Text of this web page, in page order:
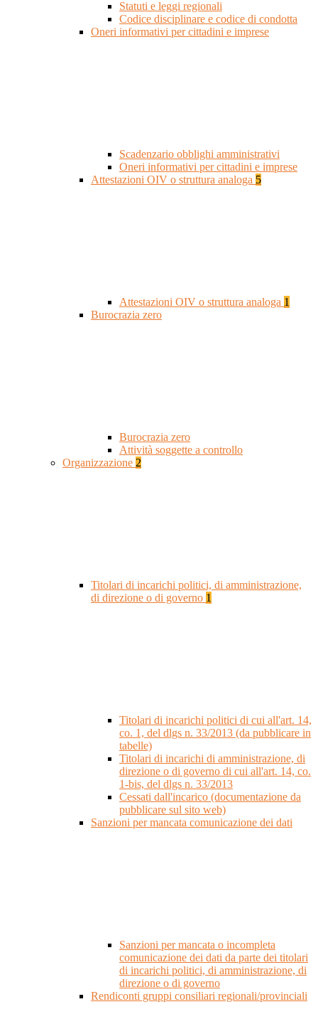
Statuti e leggi regionali
Codice disciplinare e codice di condotta
Oneri informativi per cittadini e imprese
Scadenzario obblighi amministrativi
Oneri informativi per cittadini e imprese
Attestazioni OIV o struttura analoga 5
Attestazioni OIV o struttura analoga 1
Burocrazia zero
Burocrazia zero
Attività soggette a controllo
Organizzazione 2
Titolari di incarichi politici, di amministrazione,
di direzione o di governo 1
Titolari di incarichi politici di cui all'art. 14,
co. 1, del dlgs n. 33/2013 (da pubblicare in
tabelle)
Titolari di incarichi di amministrazione, di
direzione o di governo di cui all'art. 14, co.
1-bis, del dlgs n. 33/2013
Cessati dall'incarico (documentazione da
pubblicare sul sito web)
Sanzioni per mancata comunicazione dei dati
Sanzioni per mancata o incompleta
comunicazione dei dati da parte dei titolari
di incarichi politici, di amministrazione, di
direzione o di governo
Rendiconti gruppi consiliari regionali/provinciali